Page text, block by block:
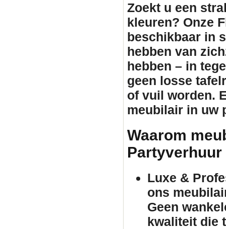
Zoekt u een
kleuren? Onze
beschikbaar in
hebben van
hebben – in
geen losse
of vuil worden.
meubilair in uw
Waarom
Partyverhuur
Luxe &
ons
Geen
kwaliteit die